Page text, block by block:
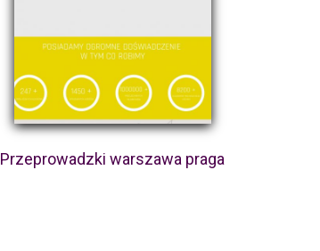
Przeprowadzki warszawa praga